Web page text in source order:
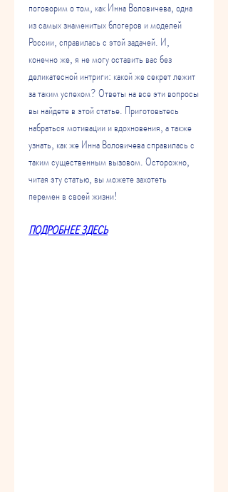
поговорим о том, как Инна Воловичева, одна
из самых знаменитых блогеров и моделей
России, справилась с этой задачей. И,
конечно же, я не могу оставить вас без
деликатесной интриги: какой же секрет лежит
за таким успехом? Ответы на все эти вопросы
вы найдете в этой статье. Приготовьтесь
набраться мотивации и вдохновения, а также
узнать, как же Инна Воловичева справилась с
таким существенным вызовом. Осторожно,
читая эту статью, вы можете захотеть
перемен в своей жизни!
ПОДРОБНЕЕ ЗДЕСЬ